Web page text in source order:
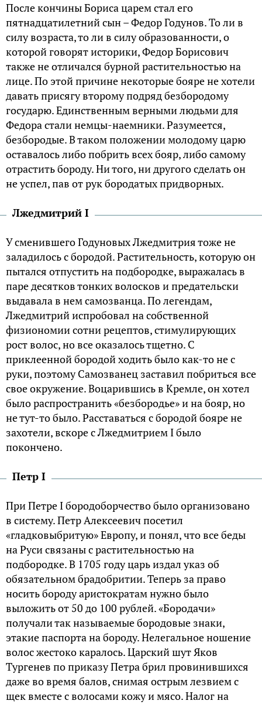
После кончины Бориса царем стал его
пятнадцатилетний сын – Федор Годунов. То ли в
силу возраста, то ли в силу образованности, о
которой говорят историки, Федор Борисович
также не отличался бурной растительностью на
лице. По этой причине некоторые бояре не хотели
давать присягу второму подряд безбородому
государю. Единственным верными людьми для
Федора стали немцы-наемники. Разумеется,
безбородые. В таком положении молодому царю
оставалось либо побрить всех бояр, либо самому
отрастить бороду. Ни того, ни другого сделать он
не успел, пав от рук бородатых придворных.
Лжедмитрий I
У сменившего Годуновых Лжедмитрия тоже не
заладилось с бородой. Растительность, которую он
пытался отпустить на подбородке, выражалась в
паре десятков тонких волосков и предательски
выдавала в нем самозванца. По легендам,
Лжедмитрий испробовал на собственной
физиономии сотни рецептов, стимулирующих
рост волос, но все оказалось тщетно. С
приклеенной бородой ходить было как-то не с
руки, поэтому Самозванец заставил побриться все
свое окружение. Воцарившись в Кремле, он хотел
было распространить «безбородье» и на бояр, но
не тут-то было. Расставаться с бородой бояре не
захотели, вскоре с Лжедмитрием I было
покончено.
Петр I
При Петре I бородоборчество было организовано
в систему. Петр Алексеевич посетил
«гладковыбритую» Европу, и понял, что все беды
на Руси связаны с растительностью на
подбородке. В 1705 году царь издал указ об
обязательном брадобритии. Теперь за право
носить бороду аристократам нужно было
выложить от 50 до 100 рублей. «Бородачи»
получали так называемые бородовые знаки,
этакие паспорта на бороду. Нелегальное ношение
волос жестоко каралось. Царский шут Яков
Тургенев по приказу Петра брил провинившихся
даже во время балов, снимая острым лезвием с
щек вместе с волосами кожу и мясо. Налог на